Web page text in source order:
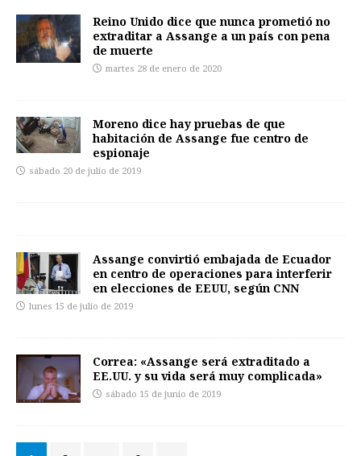
Reino Unido dice que nunca prometió no
extraditar a Assange a un país con pena
de muerte
martes 28 de enero de 2020
Moreno dice hay pruebas de que
habitación de Assange fue centro de
espionaje
sábado 20 de julio de 2019
Assange convirtió embajada de Ecuador
en centro de operaciones para interferir
en elecciones de EEUU, según CNN
lunes 15 de julio de 2019
Correa: «Assange será extraditado a
EE.UU. y su vida será muy complicada»
sábado 15 de junio de 2019